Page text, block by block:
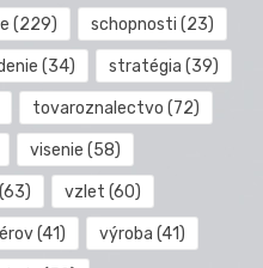
(229) schopnosti (23)
(34) stratégia (39)
tovaroznalectvo (72)
visenie (58)
(63) vzlet (60)
(41) výroba (41)